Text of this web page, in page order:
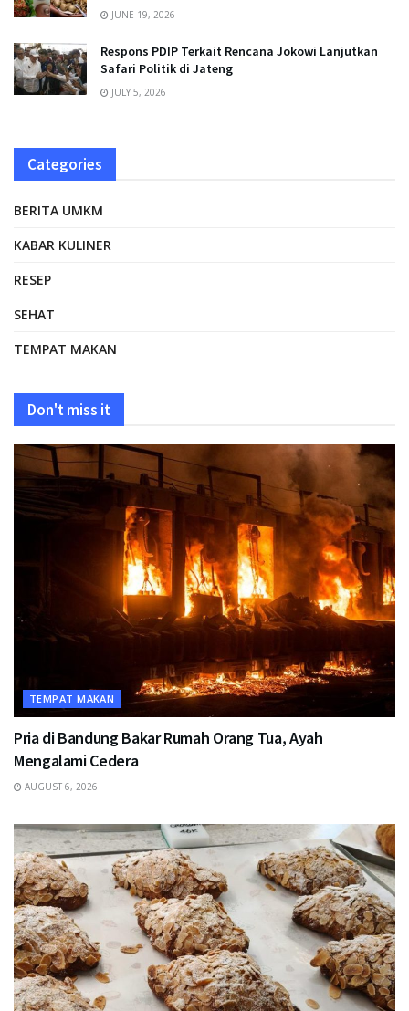
JUNE 19, 2026
Respons PDIP Terkait Rencana Jokowi Lanjutkan
Safari Politik di Jateng
JULY 5, 2026
Categories
BERITA UMKM
KABAR KULINER
RESEP
SEHAT
TEMPAT MAKAN
Don't miss it
TEMPAT MAKAN
Pria di Bandung Bakar Rumah Orang Tua, Ayah
Mengalami Cedera
AUGUST 6, 2026